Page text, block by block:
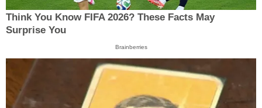
Think You Know FIFA 2026? These Facts May
Surprise You
Brainberries